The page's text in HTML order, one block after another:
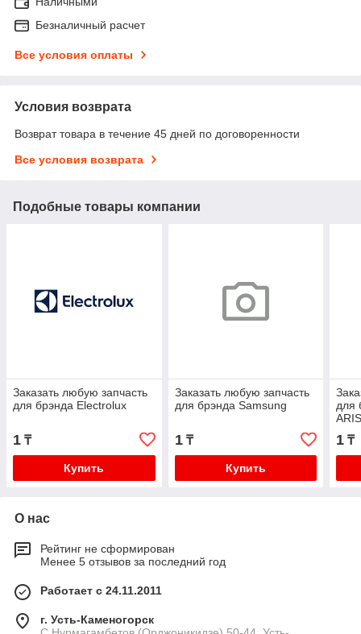
Безналичный расчет
Все условия оплаты
Условия возврата
Возврат товара в течение 45 дней по договоренности
Все условия возврата
Подобные товары компании
Заказать любую запчасть
для брэнда Electrolux
1 ₸
Купить
Заказать любую запчасть
для брэнда Samsung
1₸
Купить
для
1 ₸
О нас
Рейтинг не сформирован
Менее 5 отзывов за последний год
Работает с 24.11.2011
г. Усть-Каменогорск